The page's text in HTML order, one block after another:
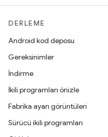
DERLEME
Android kod deposu
Gereksinimler
İndirme
İkili programları önizle
Fabrika ayarı görüntüleri
Sürücü ikili programları